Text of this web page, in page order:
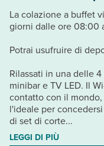
La colazione a buffet
giorni dalle ore 08:00
Potrai usufruire di
Rilassati in una delle
minibar e TV LED. Il
contatto con il
l'ideale per
di set di corte...
LEGGI DI PIÙ